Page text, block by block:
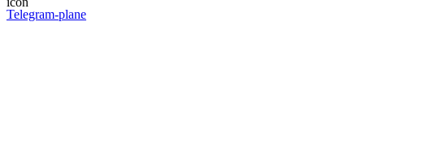
Telegram-plane